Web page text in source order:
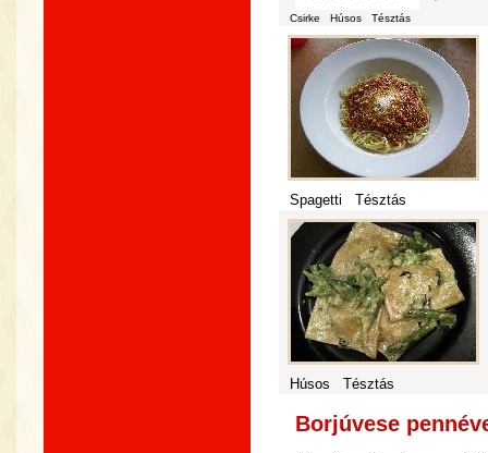
Csirke Húsos Tésztás
Spagetti Tésztás
Húsos Tésztás
Borjúvese